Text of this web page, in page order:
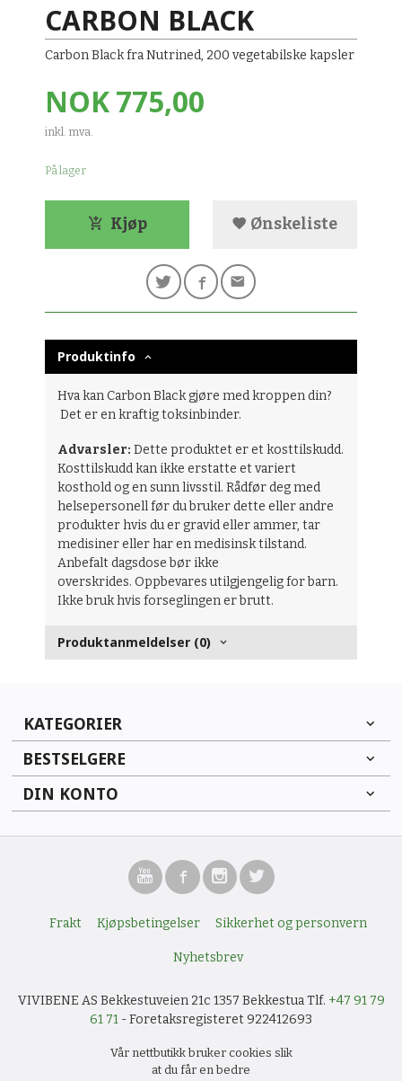
CARBON BLACK
Carbon Black fra Nutrined, 200 vegetabilske kapsler
Pris
NOK775,00
inkl. mva.
På lager
Kjøp Ønskeliste
Produktinfo
Hva kan Carbon Black gjøre med kroppen din?
Det er en kraftig toksinbinder.
Advarsler:Dette produktet er et kosttilskudd.
Kosttilskudd kan ikke erstatte et variert
kosthold og en sunn livsstil. Rådfør deg med
helsepersonell før du bruker dette eller andre
produkter hvis du er gravid eller ammer, tar
medisiner eller har en medisinsk tilstand.
Anbefalt dagsdose bør ikke
overskrides. Oppbevares utilgjengelig for barn.
Ikke bruk hvis forseglingen er brutt.
Produktanmeldelser (0)
KATEGORIER
BESTSELGERE
DIN KONTO
Frakt Kjøpsbetingelser Sikkerhet og personvern
Nyhetsbrev
VIVIBENE AS Bekkestuveien 21c 1357 Bekkestua Tlf. +47 91 79
61 71 - Foretaksregisteret 922412693
Vår nettbutikk bruker cookies slik
at du får en bedre